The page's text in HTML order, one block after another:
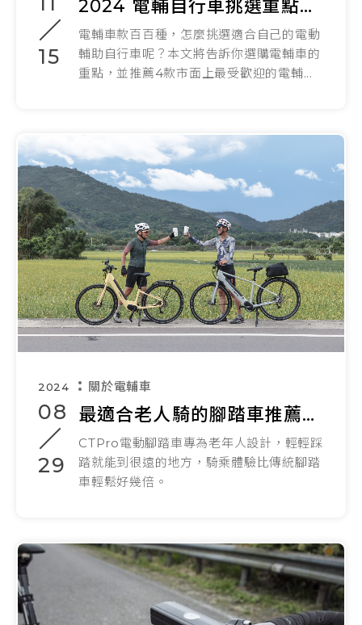
15
2024 電輔自行車挑選重點整理！3大電輔車品牌推薦車款
電輔車款百百種，怎麼挑選適合自己的電動
輔助自行車呢？本文將告訴你選購電輔車的
重點，並推薦4款市面上最受歡迎的電輔...
2024 關於電輔車
08
29
最適合老人騎的腳踏車推薦：CTPro電輔自行車，重新找回生活熱情
CTPro電動腳踏車專為老年人設計，輕輕踩
踏就能到很遠的地方，騎乘體驗比傳統腳踏
車輕鬆好幾倍。